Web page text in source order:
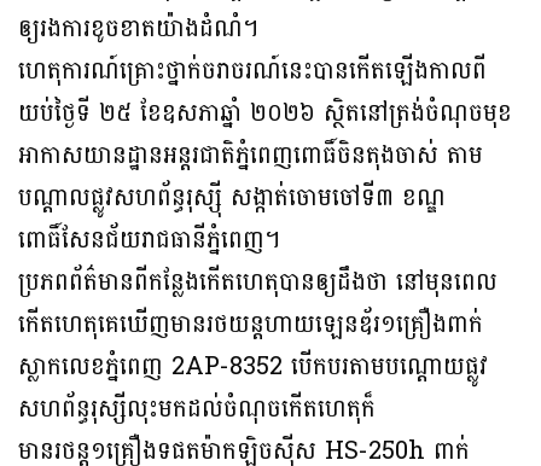
ឲ្យរងការខូចខាតយ៉ាងដំណំ។
ហេតុការណ៍គ្រោះថ្នាក់ចរាចរណ៍នេះបានកើតឡើងកាលពី
យប់ថ្ងៃទី ២៥ ខែឧសភាឆ្នាំ ២០២៦ ស្ថិតនៅត្រង់ចំណុចមុខ
អាកាសយានដ្ឋានអន្តរជាតិភ្នំពេញពោធិ៍ចិនតុងចាស់ តាម
បណ្តាលផ្លូវសហព័ន្ធរុស្ស៊ី សង្កាត់ចោមចៅទី៣ ខណ្ឌ
ពោធិ៍សែនជ័យរាជធានីភ្នំពេញ។
ប្រភពព័ត៌មានពីកន្លែងកើតហេតុបានឲ្យដឹងថា នៅមុនពេល
កើតហេតុគេឃើញមានរថយន្តហាយឡេនឌ័រ១គ្រឿងពាក់
ស្លាកលេខភ្នំពេញ 2AP-8352 បើកបរតាមបណ្តោយផ្លូវ
សហព័ន្ធរុស្សីលុះមកដល់ចំណុចកើតហេតុក៏
មានរថន្ត១គ្រឿងទផតម៉ាកឡិចស៊ីស HS-250h ពាក់